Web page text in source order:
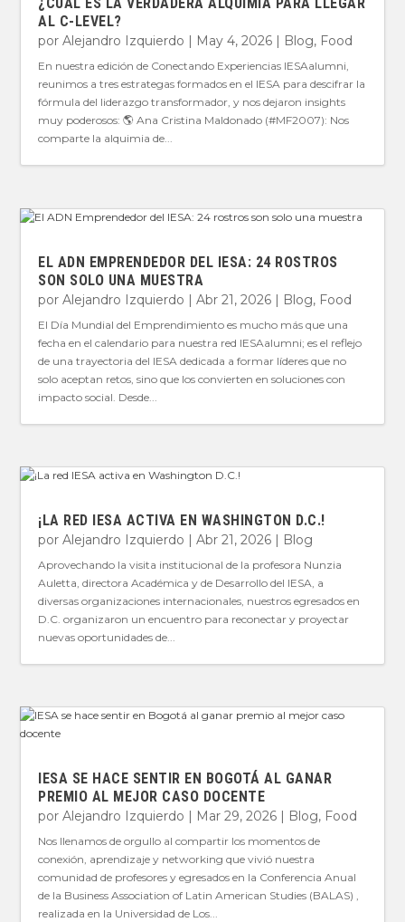
¿CUÁL ES LA VERDADERA ALQUIMIA PARA LLEGAR
AL C-LEVEL?
porAlejandro Izquierdo May 4, 2026 Blog, Food
En nuestra edición de Conectando Experiencias IESAalumni,
reunimos a tres estrategas formados en el IESA para descifrar la
fórmula del liderazgo transformador, y nos dejaron insights
muy poderosos: 🌎 Ana Cristina Maldonado (#MF2007): Nos
comparte la alquimia de...
EL ADN EMPRENDEDOR DEL IESA: 24 ROSTROS
SON SOLO UNA MUESTRA
porAlejandro Izquierdo |Abr 21, 2026 | Blog, Food
El Día Mundial del Emprendimiento es mucho más que una
fecha en el calendario para nuestra red IESAalumni; es el reflejo
de una trayectoria del IESA dedicada a formar líderes que no
solo aceptan retos, sino que los convierten en soluciones con
impacto social. Desde...
¡LA RED IESA ACTIVA EN WASHINGTON D.C.!
porAlejandro Izquierdo |Abr 21, 2026 | Blog
Aprovechando la visita institucional de la profesora Nunzia
Auletta, directora Académica y de Desarrollo del IESA, a
diversas organizaciones internacionales, nuestros egresados en
D.C. organizaron un encuentro para reconectar y proyectar
nuevas oportunidades de...
IESA SE HACE SENTIR EN BOGOTÁ AL GANAR
PREMIO AL MEJOR CASO DOCENTE
porAlejandro Izquierdo Mar 29, 2026 Blog, Food
Nos llenamos de orgullo al compartir los momentos de
conexión, aprendizaje y networking que vivió nuestra
comunidad de profesores y egresados en la Conferencia Anual
de la Business Association of Latin American Studies (BALAS) ,
realizada en la Universidad de Los...